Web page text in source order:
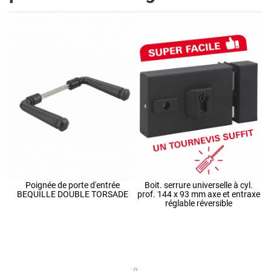
Poignée de porte d'entrée
BEQUILLE DOUBLE TORSADE
Boit. serrure universelle à cyl.
prof. 144 x 93 mm axe et entraxe
réglable réversible